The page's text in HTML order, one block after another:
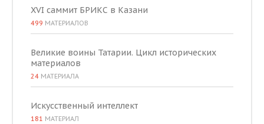
XVI саммит БРИКС в Казани
499 МАТЕРИАЛОВ
Великие воины Татарии. Цикл исторических
материалов
24 МАТЕРИАЛА
Искусственный интеллект
181 МАТЕРИАЛ